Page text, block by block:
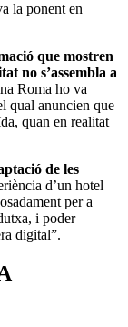
la ponent en
que mostren
no s’assembla a
Roma ho va
qual anuncien que
quan en realitat
de les
d’un hotel
per a
i poder
digital”.